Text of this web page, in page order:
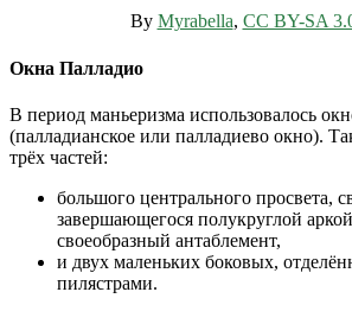
By Myrabella, CC BY-SA
Окна Палладио
В период маньеризма использовалось
(палладианское или палладиево окно).
трёх частей:
большого центрального просвета,
завершающегося полукруглой
своеобразный антаблемент,
и двух маленьких боковых,
пилястрами.